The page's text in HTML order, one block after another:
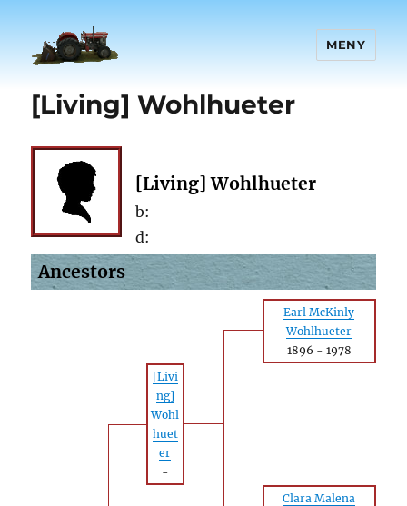
MENY
[Living] Wohlhueter
[Living] Wohlhueter
b:
d:
Ancestors
Earl McKinly
Wohlhueter
1896 - 1978
[Livi
ng]
Wohl
huet
er
-
Clara Malena